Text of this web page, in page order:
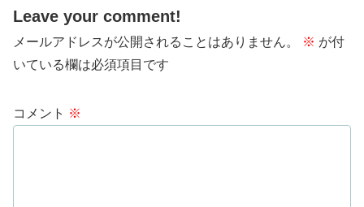
Leave your comment!
メールアドレスが公開されることはありません。 ※ が付
いている欄は必須項目です
コメント ※